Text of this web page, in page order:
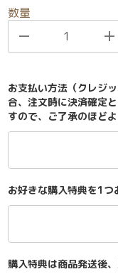
数量
お支払い方法（クレジ
合、注文時に決済確定
すので、ご了承のほど
お好きな購入特典を1つ
購入特典は商品発送後